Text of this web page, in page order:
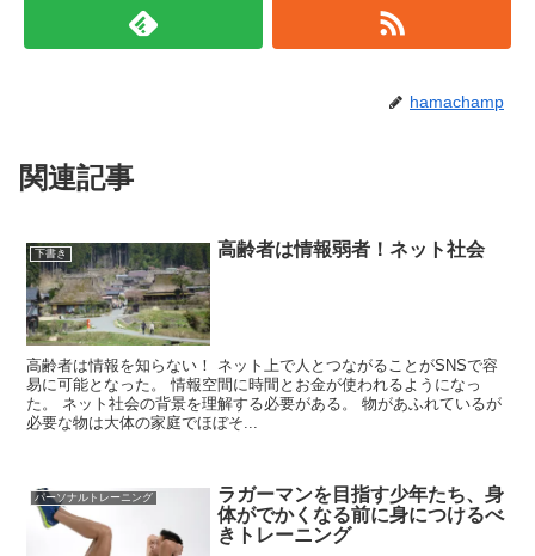
hamachamp
関連記事
下書き 高齢者は情報弱者！ネット社会
高齢者は情報を知らない！ ネット上で人とつながることがSNSで容
易に可能となった。 情報空間に時間とお金が使われるようになっ
た。 ネット社会の背景を理解する必要がある。 物があふれているが
必要な物は大体の家庭でほぼそ...
パーソナルトレーニング
ラガーマンを目指す少年たち、身
体がでかくなる前に身につけるべ
きトレーニング